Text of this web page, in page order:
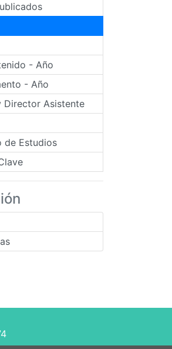
- Año
- Año
Director Asistente
de Estudios